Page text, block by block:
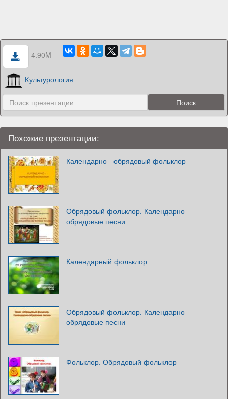
4.90M
Культурология
Похожие презентации:
Календарно - обрядовый фольклор
Обрядовый фольклор. Календарно-
обрядовые песни
Календарный фольклор
Обрядовый фольклор. Календарно-
обрядовые песни
Фольклор. Обрядовый фольклор